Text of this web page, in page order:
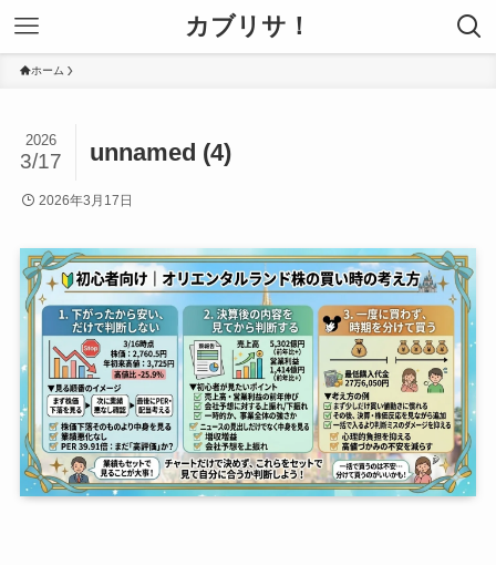
カブリサ！
ホーム
unnamed (4)
2026
3/17
2026年3月17日